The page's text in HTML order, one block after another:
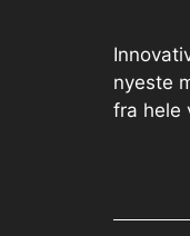
nyeste
fra hele